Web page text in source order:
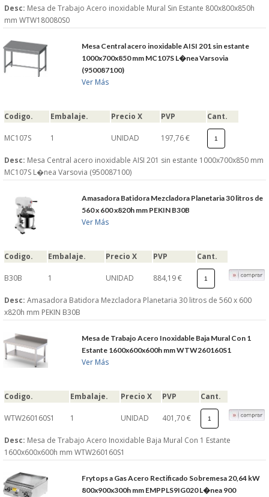
Desc: Mesa de Trabajo Acero inoxidable Mural Sin Estante 800x800x850h
mm WTW180080S0
Mesa Central acero inoxidable AISI 201 sin estante
1000x700x850 mm MC107S L�nea Varsovia
(950087100)
Ver Más
Codigo. Embalaje. Precio X PVP Cant.
MC107S 1 UNIDAD 197,76 €
Desc: Mesa Central acero inoxidable AISI 201 sin estante 1000x700x850 mm
MC107S L�nea Varsovia (950087100)
Amasadora Batidora Mezcladora Planetaria 30 litros de
560 x 600 x820h mm PEKIN B30B
Ver Más
Codigo. Embalaje. Precio X PVP Cant.
B30B 1 UNIDAD 884,19 €
Desc: Amasadora Batidora Mezcladora Planetaria 30 litros de 560 x 600
x820h mm PEKIN B30B
Mesa de Trabajo Acero Inoxidable Baja Mural Con 1
Estante 1600x600x600h mm WTW260160S1
Ver Más
Codigo. Embalaje. Precio X PVP Cant.
WTW260160S1 1 UNIDAD 401,70 €
Desc: Mesa de Trabajo Acero Inoxidable Baja Mural Con 1 Estante
1600x600x600h mm WTW260160S1
Frytops a Gas Acero Rectificado Sobremesa 20,64 kW
800x900x300h mm EMPPLS9IG020 L�nea 900